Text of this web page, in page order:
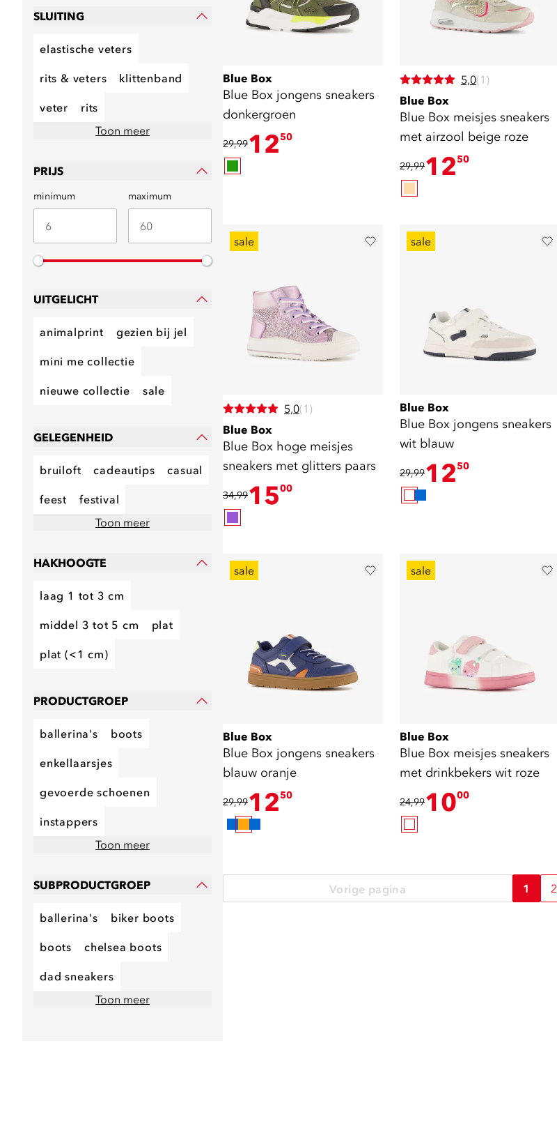
SLUITING
elastische veters
rits & veters klittenband
veter
rits
Toon meer
PRIJS
minimum maximum
UITGELICHT
animalprint gezien bij jel
mini me collectie
nieuwe collectie sale
GELEGENHEID
bruiloft cadeautips casual
feest
festival
Toon meer
HAKHOOGTE
laag 1 tot 3 cm
middel 3 tot 5 cm plat
plat (<1 cm)
PRODUCTGROEP
ballerina's boots
enkellaarsjes
gevoerde schoenen
instappers
Toon meer
SUBPRODUCTGROEP
ballerina's biker boots
boots chelsea boots
dad sneakers
Toon meer
Blue Box
Blue Box jongens sneakers
donkergroen
29,991250
5,0(1)
Blue Box
Blue Box meisjes sneakers
met airzool beige roze
29,991250
sale
5,0(1)
Blue Box
Blue Box hoge meisjes
sneakers met glitters paars
34,991500
sale
Blue Box
Blue Box jongens sneakers
wit blauw
29,991250
sale
Blue Box
Blue Box jongens sneakers
blauw oranje
29,991250
sale
Blue Box
Blue Box meisjes sneakers
met drinkbekers wit roze
24,991000
Vorige pagina 1 2